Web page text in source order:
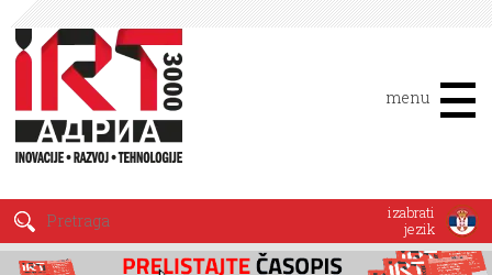
menu
izabrati
jezik